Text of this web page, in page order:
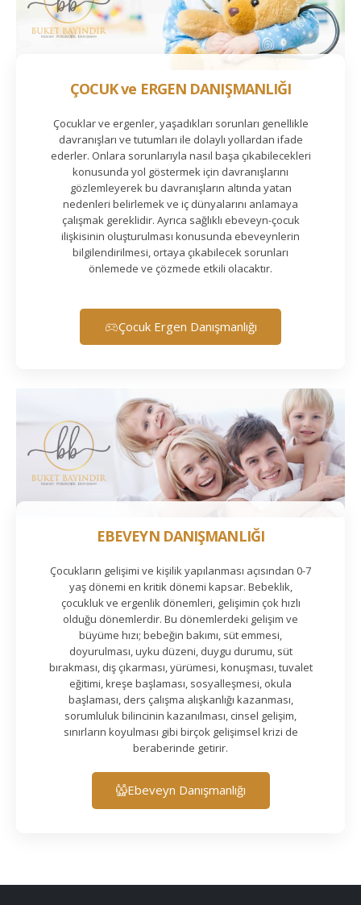
ÇOCUK ve ERGEN DANIŞMANLIĞI
Çocuklar ve ergenler, yaşadıkları sorunları genellikle
davranışları ve tutumları ile dolaylı yollardan ifade
ederler. Onlara sorunlarıyla nasıl başa çıkabilecekleri
konusunda yol göstermek için davranışlarını
gözlemleyerek bu davranışların altında yatan
nedenleri belirlemek ve iç dünyalarını anlamaya
çalışmak gereklidir. Ayrıca sağlıklı ebeveyn-çocuk
ilişkisinin oluşturulması konusunda ebeveynlerin
bilgilendirilmesi, ortaya çıkabilecek sorunları
önlemede ve çözmede etkili olacaktır.
Çocuk Ergen Danışmanlığı
EBEVEYN DANIŞMANLIĞI
Çocukların gelişimi ve kişilik yapılanması açısından 0-7
yaş dönemi en kritik dönemi kapsar. Bebeklik,
çocukluk ve ergenlik dönemleri, gelişimin çok hızlı
olduğu dönemlerdir. Bu dönemlerdeki gelişim ve
büyüme hızı; bebeğin bakımı, süt emmesi,
doyurulması, uyku düzeni, duygu durumu, süt
bırakması, diş çıkarması, yürümesi, konuşması, tuvalet
eğitimi, kreşe başlaması, sosyalleşmesi, okula
başlaması, ders çalışma alışkanlığı kazanması,
sorumluluk bilincinin kazanılması, cinsel gelişim,
sınırların koyulması gibi birçok gelişimsel krizi de
beraberinde getirir.
Ebeveyn Danışmanlığı